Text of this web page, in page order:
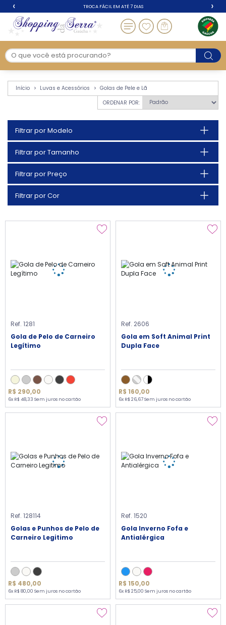
Golas de Pele e Lã -
TROCA FÁCIL EM ATÉ 7 DIAS
‹ ›
Início Luvas e Acessórios
Golas de Pele e Lã
ORDENAR POR:
Filtrar por Modelo
Filtrar por Tamanho
Filtrar por Preço
Filtrar por Cor
Ref. 1281
Gola de Pelo de Carneiro
Legítimo
R$ 290,00
6x R$ 48,33 Sem juros no cartão
Ref. 2606
Gola em Soft Animal Print
Dupla Face
R$ 160,00
6x R$ 26,67 Sem juros no cartão
Ref. 128114
Golas e Punhos de Pelo de
Carneiro Legitimo
R$ 480,00
6x R$ 80,00 Sem juros no cartão
Ref. 1520
Gola Inverno Fofa e
Antialérgica
R$ 150,00
6x R$ 25,00 Sem juros no cartão